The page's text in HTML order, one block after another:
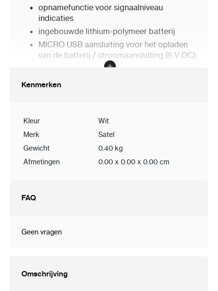
opnamefunctie voor signaalniveau
indicaties
ingebouwde lithium-polymeer batterij
MICRO USB aansluiting voor het opladen
van de batterij / stroomaansluiting (5 V DC)
Kenmerken
Kleur
Wit
Merk
Satel
Gewicht
0.40 kg
Afmetingen
0.00 x 0.00 x 0.00 cm
FAQ
Geen vragen
Omschrijving